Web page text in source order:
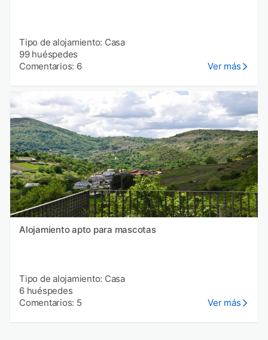
Tipo de alojamiento: Casa
99 huéspedes
Comentarios: 6
Ver más
Alojamiento apto para mascotas
Tipo de alojamiento: Casa
6 huéspedes
Comentarios: 5
Ver más